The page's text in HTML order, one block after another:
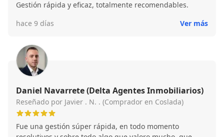
Gestión rápida y eficaz, totalmente recomendables.
hace 9 días
Ver más
Daniel Navarrete (Delta Agentes Inmobiliarios)
Reseñado por Javier . N. . (Comprador en Coslada)
Fue una gestión súper rápida, en todo momento